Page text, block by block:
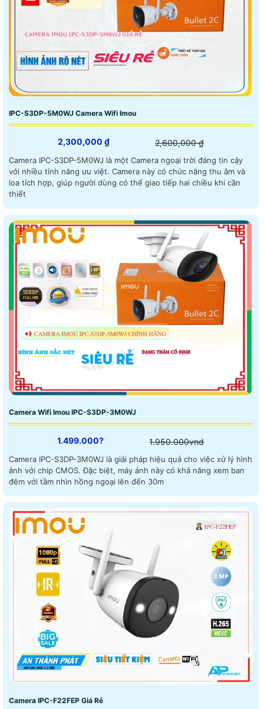
IPC-S3DP-5M0WJ Camera Wifi Imou
2,300,000 ₫ 2,600,000 ₫
Camera IPC-S3DP-5M0WJ là một Camera ngoại trời đáng tin cậy
với nhiều tính năng ưu việt. Camera này có chức năng thu âm và
loa tích hợp, giúp người dùng có thể giao tiếp hai chiều khi cần
thiết
Camera Wifi Imou IPC-S3DP-3M0WJ
1.499.000? 1.950.000vnd
Camera IPC-S3DP-3M0WJ là giải pháp hiệu quả cho việc xử lý hình
ảnh với chip CMOS. Đặc biệt, máy ảnh này có khả năng xem ban
đêm với tầm nhìn hồng ngoại lên đến 30m
Camera IPC-F22FEP Giá Rẻ